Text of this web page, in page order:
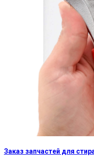
Заказ запчастей для